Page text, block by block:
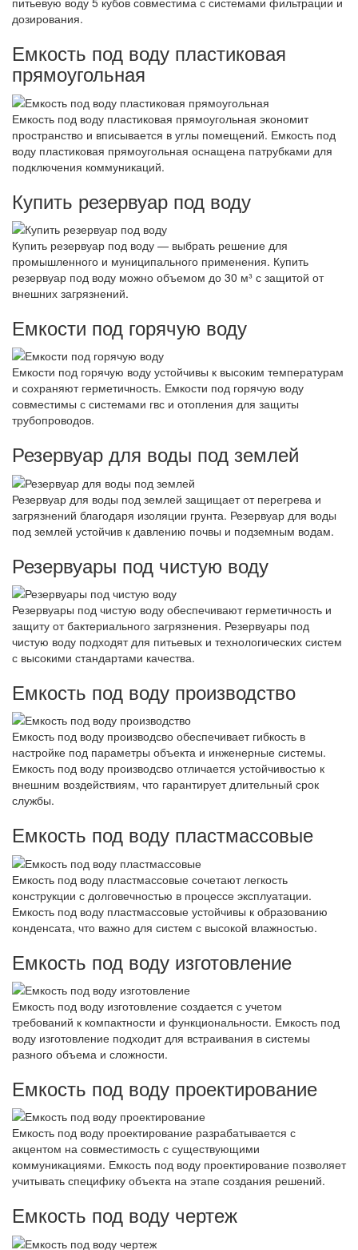
дозирования.
Емкость под воду пластиковая
прямоугольная
Емкость под воду пластиковая прямоугольная экономит
пространство и вписывается в углы помещений. Емкость под
воду пластиковая прямоугольная оснащена патрубками для
подключения коммуникаций.
Купить резервуар под воду
Купить резервуар под воду — выбрать решение для
промышленного и муниципального применения. Купить
резервуар под воду можно объемом до 30 м³ с защитой от
внешних загрязнений.
Емкости под горячую воду
Емкости под горячую воду устойчивы к высоким температурам
и сохраняют герметичность. Емкости под горячую воду
совместимы с системами гвс и отопления для защиты
трубопроводов.
Резервуар для воды под землей
Резервуар для воды под землей защищает от перегрева и
загрязнений благодаря изоляции грунта. Резервуар для воды
под землей устойчив к давлению почвы и подземным водам.
Резервуары под чистую воду
Резервуары под чистую воду обеспечивают герметичность и
защиту от бактериального загрязнения. Резервуары под
чистую воду подходят для питьевых и технологических систем
с высокими стандартами качества.
Емкость под воду производство
Емкость под воду производсво обеспечивает гибкость в
настройке под параметры объекта и инженерные системы.
Емкость под воду производсво отличается устойчивостью к
внешним воздействиям, что гарантирует длительный срок
службы.
Емкость под воду пластмассовые
Емкость под воду пластмассовые сочетают легкость
конструкции с долговечностью в процессе эксплуатации.
Емкость под воду пластмассовые устойчивы к образованию
конденсата, что важно для систем с высокой влажностью.
Емкость под воду изготовление
Емкость под воду изготовление создается с учетом
требований к компактности и функциональности. Емкость под
воду изготовление подходит для встраивания в системы
разного объема и сложности.
Емкость под воду проектирование
Емкость под воду проектирование разрабатывается с
акцентом на совместимость с существующими
коммуникациями. Емкость под воду проектирование позволяет
учитывать специфику объекта на этапе создания решений.
Емкость под воду чертеж